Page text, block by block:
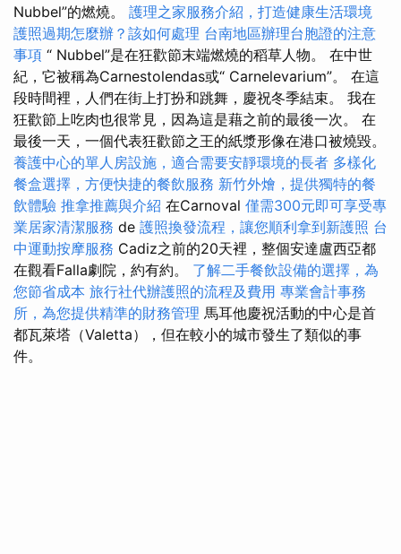
Nubbel”的燃燒。 護理之家服務介紹，打造健康生活環境
護照過期怎麼辦？該如何處理 台南地區辦理台胞證的注意
事項 “ Nubbel”是在狂歡節末端燃燒的稻草人物。 在中世
紀，它被稱為Carnestolendas或“ Carnelevarium”。 在這
段時間裡，人們在街上打扮和跳舞，慶祝冬季結束。 我在
狂歡節上吃肉也很常見，因為這是藉之前的最後一次。 在
最後一天，一個代表狂歡節之王的紙漿形像在港口被燒毀。
養護中心的單人房設施，適合需要安靜環境的長者 多樣化
餐盒選擇，方便快捷的餐飲服務 新竹外燴，提供獨特的餐
飲體驗 推拿推薦與介紹 在Carnoval 僅需300元即可享受專
業居家清潔服務 de 護照換發流程，讓您順利拿到新護照 台
中運動按摩服務 Cadiz之前的20天裡，整個安達盧西亞都
在觀看Falla劇院，約有約。 了解二手餐飲設備的選擇，為
您節省成本 旅行社代辦護照的流程及費用 專業會計事務
所，為您提供精準的財務管理 馬耳他慶祝活動的中心是首
都瓦萊塔（Valetta），但在較小的城市發生了類似的事
件。